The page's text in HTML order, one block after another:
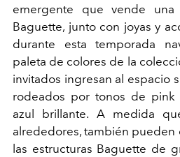
emergente que vende
Baguette, junto con joyas y
durante esta temporada
paleta de colores de la
invitados ingresan al espacio
rodeados por tonos de pink
azul brillante. A medida
alrededores, también
las estructuras Baguette de